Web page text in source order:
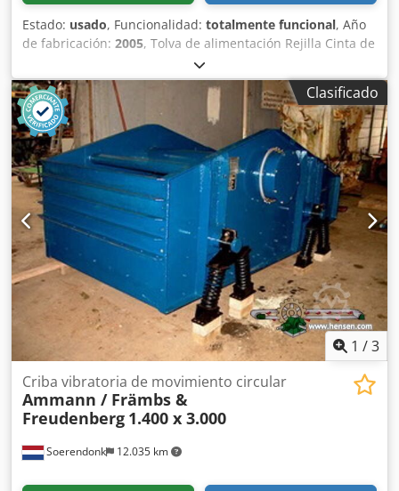
Estado: usado, Funcionalidad: totalmente funcional, Año
de fabricación: 2005, Tolva de alimentación Rejilla Cinta de
extracción Cinta transportadora de 12 m con banda de 650
mm Dkedpszq Szrsfx Ak Ujr
Clasificado
1 /3
Soerendonk 12.035 km
Criba vibratoria de movimiento circular
Ammann / Främbs &
Freudenberg 1.400 x 3.000